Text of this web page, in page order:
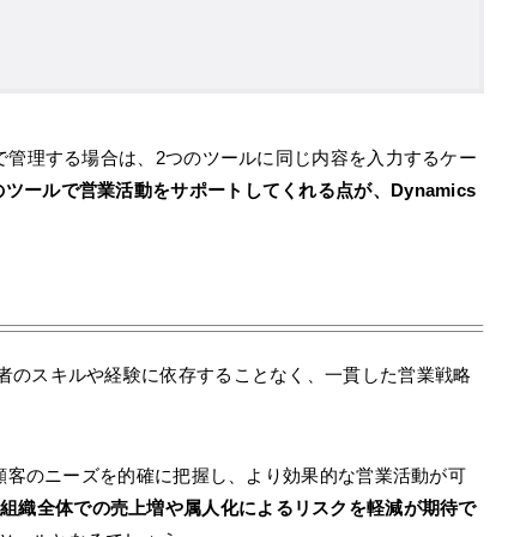
理する場合は、2つのツールに同じ内容を入力するケー
ツールで営業活動をサポートしてくれる点が、Dynamics
スキルや経験に依存することなく、一貫した営業戦略
のニーズを的確に把握し、より効果的な営業活動が可
組織全体での売上増や属人化によるリスクを軽減が期待で